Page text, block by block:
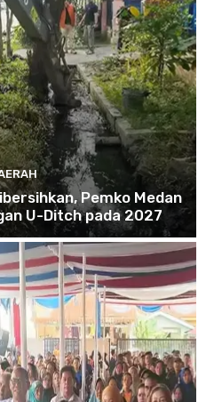
Pemko Medan
U-Ditch pada 2027